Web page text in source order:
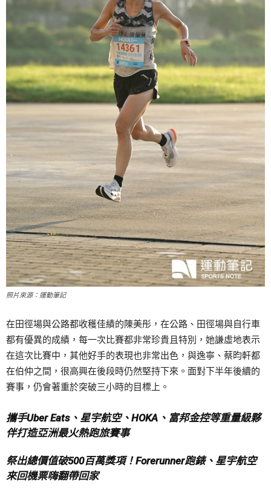
照片來源：運動筆記
在田徑場與公路都收穫佳績的陳美彤，在公路、田徑場與自行車
都有優異的成績，每一次比賽都非常珍貴且特別，她謙虛地表示
在這次比賽中，其他好手的表現也非常出色，與逸寧、蔡昀軒都
在伯仲之間，很高興在後段時仍然堅持下來。面對下半年後續的
賽事，仍會著重於突破三小時的目標上。
攜手Uber Eats、星宇航空、HOKA、富邦金控等重量級夥
伴打造亞洲最火熱跑旅賽事
祭出總價值破500百萬獎項！Forerunner跑錶、星宇航空
來回機票嗨翻帶回家